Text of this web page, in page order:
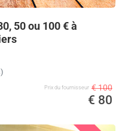
50 ou 100 € à
Prix ​​du fournisseur € 100
€ 80